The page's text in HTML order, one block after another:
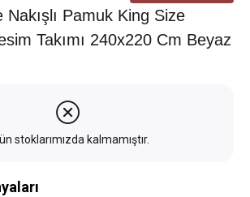
Pamuk King Size
Takımı 240x220 Cm Beyaz
stoklarımızda kalmamıştır.